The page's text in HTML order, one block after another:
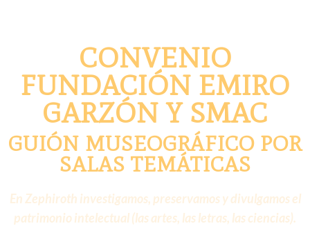
CONVENIO
FUNDACIÓN EMIRO
GARZÓN Y SMAC
GUIÓN MUSEOGRÁFICO POR
SALAS TEMÁTICAS
En Zephiroth investigamos, preservamos y divulgamos el
patrimonio intelectual (las artes, las letras, las ciencias).